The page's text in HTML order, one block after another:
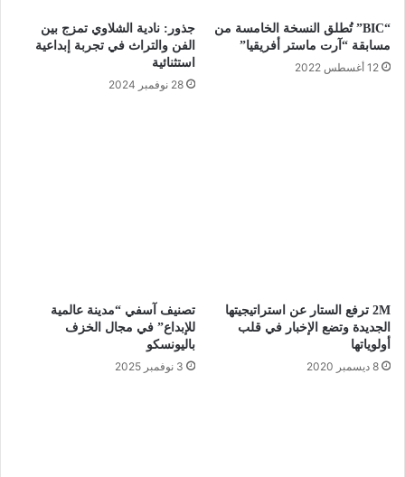
“BIC” تُطلق النسخة الخامسة من
مسابقة “آرت ماستر أفريقيا”
12 أغسطس 2022
جذور: نادية الشلاوي تمزج بين
الفن والتراث في تجربة إبداعية
استثنائية
28 نوفمبر 2024
2M ترفع الستار عن استراتيجيتها
الجديدة وتضع الإخبار في قلب
أولوياتها
8 ديسمبر 2020
تصنيف آسفي “مدينة عالمية
للإبداع” في مجال الخزف
باليونسكو
3 نوفمبر 2025